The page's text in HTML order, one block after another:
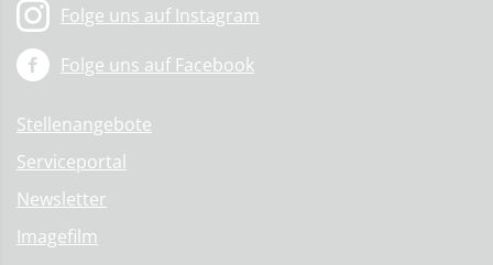
Folge uns auf Instagram
Folge uns auf Facebook
Stellenangebote
Serviceportal
Newsletter
Imagefilm